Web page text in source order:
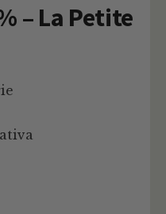
– La Petite